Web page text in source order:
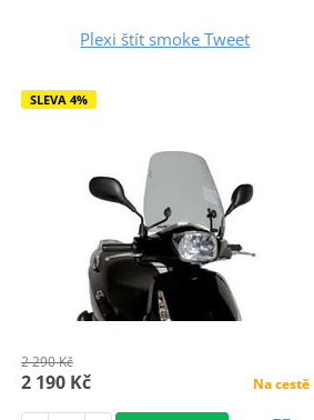
Plexi štít smoke Tweet
SLEVA 4%
2 290 Kč
2 190 Kč Na cestě